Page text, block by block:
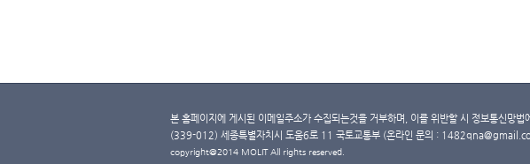
본 홈페이지에 게시된 이메일주소가 수집되는것을 거부하며, 이를 위반할 시 정보통신망법
(339-012) 세종특별자치시 도움6로 11 국토교통부 (온라인 문의 :
copyright@2014 MOLIT All rights reserved.